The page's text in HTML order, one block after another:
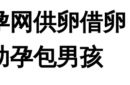
网供卵借卵
孕包男孩